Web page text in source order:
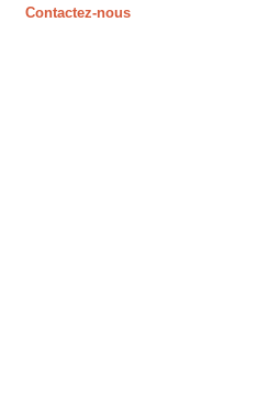
Contactez-nous